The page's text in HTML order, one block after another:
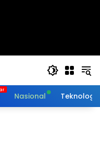
Nasional Teknologi